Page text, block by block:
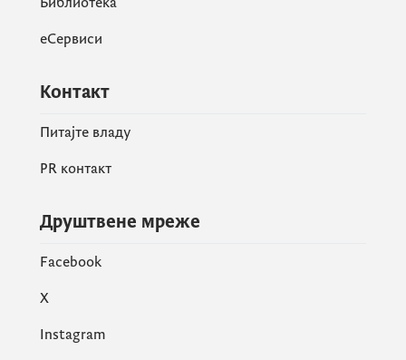
еСервиси
Контакт
Питајте владу
PR контакт
Друштвене мреже
Facebook
X
Instagram